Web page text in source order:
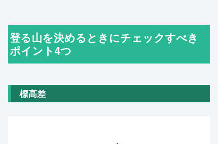
登る山を決めるときにチェックすべき
ポイント4つ
標高差